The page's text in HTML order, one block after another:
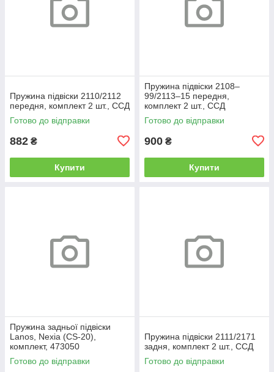
Пружина підвіски 2110/2112
передня, комплект 2 шт., ССД
Готово до відправки
882 ₴
Купити
Пружина підвіски 2108–
99/2113–15 передня,
комплект 2 шт., ССД
Готово до відправки
900 ₴
Купити
Пружина задньої підвіски
Lanos, Nexia (CS-20),
комплект, 473050
Готово до відправки
Пружина підвіски 2111/2171
задня, комплект 2 шт., ССД
Готово до відправки